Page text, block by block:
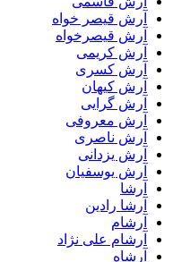
آرش قیصر خواه
آرش قیصرخواه
آرش کریمی
آرش کسری
آرش کیهان
آرش گرایی
آرش معروفی
آرش ناصری
آرش یزدانی
آرش یوسفیان
آرشا
آرشا رادین
آرشام
آرشام علی نژاد
آرشاه